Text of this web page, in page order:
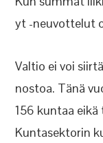
yt -neuvottelut
Valtio ei voi
nostoa. Tänä
156 kuntaa
Kuntasektorin